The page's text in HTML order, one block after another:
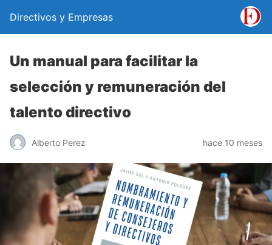
Directivos y Empresas
Un manual para facilitar la
selección y remuneración del
talento directivo
Alberto Perez hace 10 meses